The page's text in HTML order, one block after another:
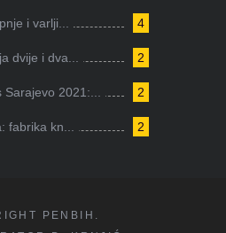
4
i varlji...
2
dvije i dva...
2
2021:...
2
fabrika kn...
PENBIH.